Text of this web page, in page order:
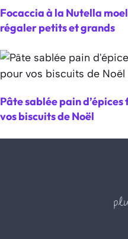
Focaccia à la Nutella
régaler petits et grands
Pâte sablée pain
vos biscuits de Noël